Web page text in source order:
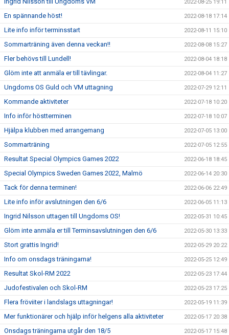
2022-08-25 19:11
En spännande höst! 2022-08-18 17:14
Lite info inför terminsstart 2022-08-11 15:10
Sommarträning även denna veckan!! 2022-08-08 15:27
Fler behövs till Lundell! 2022-08-04 18:18
Glöm inte att anmäla er till tävlingar. 2022-08-04 11:27
Ungdoms OS Guld och VM uttagning 2022-07-29 12:11
Kommande aktiviteter 2022-07-18 10:20
Info inför höstterminen 2022-07-18 10:07
Hjälpa klubben med arrangemang 2022-07-05 13:00
Sommarträning 2022-07-05 12:55
Resultat Special Olympics Games 2022 2022-06-18 18:45
Special Olympics Sweden Games 2022, Malmö 2022-06-14 20:30
Tack för denna terminen! 2022-06-06 22:49
Lite info inför avslutningen den 6/6 2022-06-05 11:13
Ingrid Nilsson uttagen till Ungdoms OS! 2022-05-31 10:45
Glöm inte anmäla er till Terminsavslutningen den 6/6 2022-05-30 13:33
Stort grattis Ingrid! 2022-05-29 20:22
Info om onsdags träningarna! 2022-05-25 12:49
Resultat Skol-RM 2022 2022-05-23 17:44
Judofestivalen och Skol-RM 2022-05-23 17:25
Flera fröviiter i landslags uttagningar! 2022-05-19 11:39
Mer funktionärer och hjälp inför helgens alla aktiviteter 2022-05-17 20:38
Onsdags träningarna utgår den 18/5 2022-05-17 15:48